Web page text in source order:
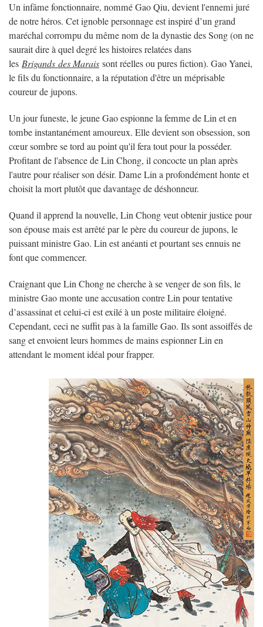
Un infâme fonctionnaire, nommé Gao Qiu, devient l'ennemi juré
de notre héros. Cet ignoble personnage est inspiré d’un grand
maréchal corrompu du même nom de la dynastie des Song (on ne
saurait dire à quel degré les histoires relatées dans
les Brigands des Marais sont réelles ou pures fiction). Gao Yanei,
le fils du fonctionnaire, a la réputation d'être un méprisable
coureur de jupons.
Un jour funeste, le jeune Gao espionne la femme de Lin et en
tombe instantanément amoureux. Elle devient son obsession, son
cœur sombre se tord au point qu'il fera tout pour la posséder.
Profitant de l'absence de Lin Chong, il concocte un plan après
l'autre pour réaliser son désir. Dame Lin a profondément honte et
choisit la mort plutôt que davantage de déshonneur.
Quand il apprend la nouvelle, Lin Chong veut obtenir justice pour
son épouse mais est arrêté par le père du coureur de jupons, le
puissant ministre Gao. Lin est anéanti et pourtant ses ennuis ne
font que commencer.
Craignant que Lin Chong ne cherche à se venger de son fils, le
ministre Gao monte une accusation contre Lin pour tentative
d’assassinat et celui-ci est exilé à un poste militaire éloigné.
Cependant, ceci ne suffit pas à la famille Gao. Ils sont assoiffés de
sang et envoient leurs hommes de mains espionner Lin en
attendant le moment idéal pour frapper.